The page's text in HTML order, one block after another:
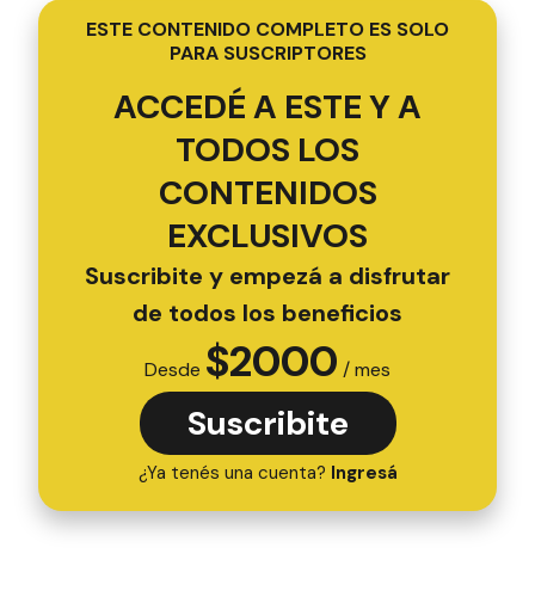
ESTE CONTENIDO COMPLETO ES SOLO
PARA SUSCRIPTORES
ACCEDÉ A ESTE Y A
TODOS LOS
CONTENIDOS
EXCLUSIVOS
Suscribite y empezá a disfrutar
de todos los beneficios
Desde $2000 / mes
Suscribite
¿Ya tenés una cuenta? Ingresá